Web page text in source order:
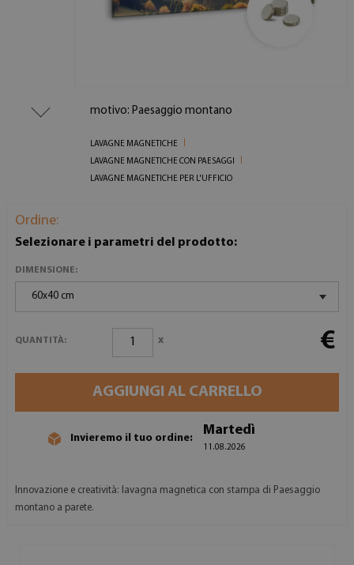
motivo: Paesaggio montano
LAVAGNE MAGNETICHE
LAVAGNE MAGNETICHE CON PAESAGGI
LAVAGNE MAGNETICHE PER L'UFFICIO
Ordine:
Selezionare i parametri del prodotto:
DIMENSIONE:
60x40 cm
QUANTITÀ: x €
AGGIUNGI AL CARRELLO
Invieremo il tuo ordine:
Martedì
11.08.2026
Innovazione e creatività: lavagna magnetica con stampa di Paesaggio
montano a parete.